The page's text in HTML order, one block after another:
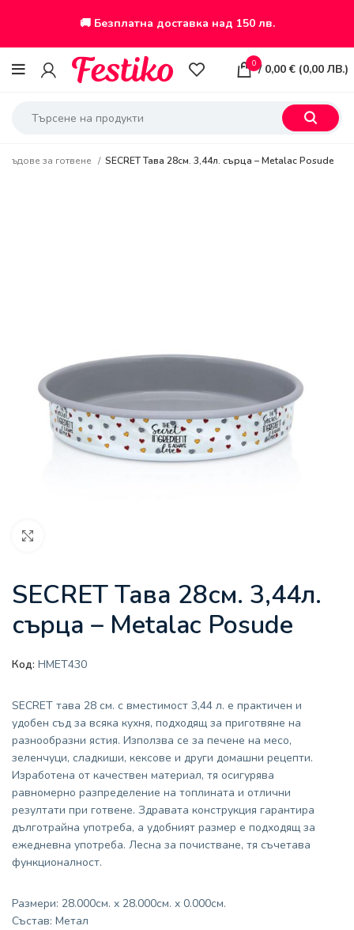
🚚 Безплатна доставка над 150 лв.
0 / 0,00€ (0,00 ЛВ.)
Съдове за готвене SECRET Тава 28см. 3,44л. сърца – Metalac Posude
SECRET Тава 28см. 3,44л.
сърца – Metalac Posude
Код: HMET430
SECRET тава 28 см. с вместимост 3,44 л. е практичен и
удобен съд за всяка кухня, подходящ за приготвяне на
разнообразни ястия. Използва се за печене на месо,
зеленчуци, сладкиши, кексове и други домашни рецепти.
Изработена от качествен материал, тя осигурява
равномерно разпределение на топлината и отлични
резултати при готвене. Здравата конструкция гарантира
дълготрайна употреба, а удобният размер е подходящ за
ежедневна употреба. Лесна за почистване, тя съчетава
функционалност.
Размери: 28.000см. x 28.000см. x 0.000см.
Състав: Метал